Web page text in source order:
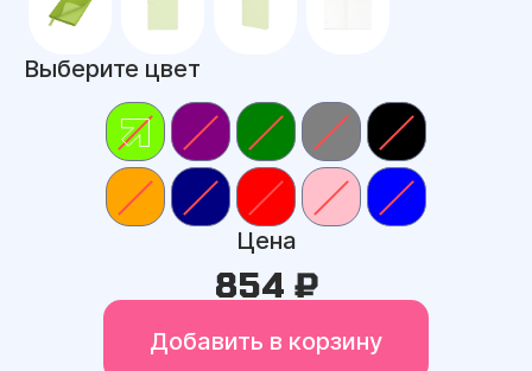
Выберите цвет
Цена
854 ₽
Добавить в корзину